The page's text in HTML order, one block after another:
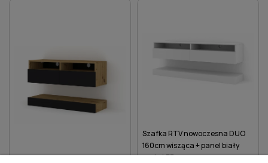
Szafka RTV nowoczesna DUO
160cm wisząca + panel biały
mat - LED